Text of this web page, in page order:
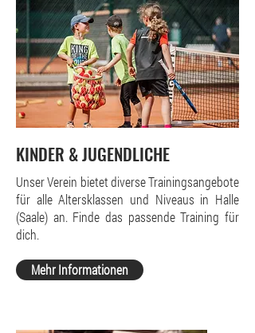
KINDER & JUGENDLICHE
Unser Verein bietet diverse Trainingsangebote
für alle Altersklassen und Niveaus in Halle
(Saale) an. Finde das passende Training für
dich.
Mehr Informationen